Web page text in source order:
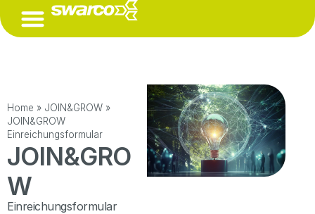
Home » JOIN&GROW »
JOIN&GROW
Einreichungsformular
JOIN&GRO
W
Einreichungsformular